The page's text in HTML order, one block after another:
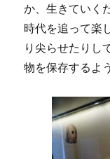
か、生きていく
時代を追って楽
り尖らせたりし
物を保存するよ